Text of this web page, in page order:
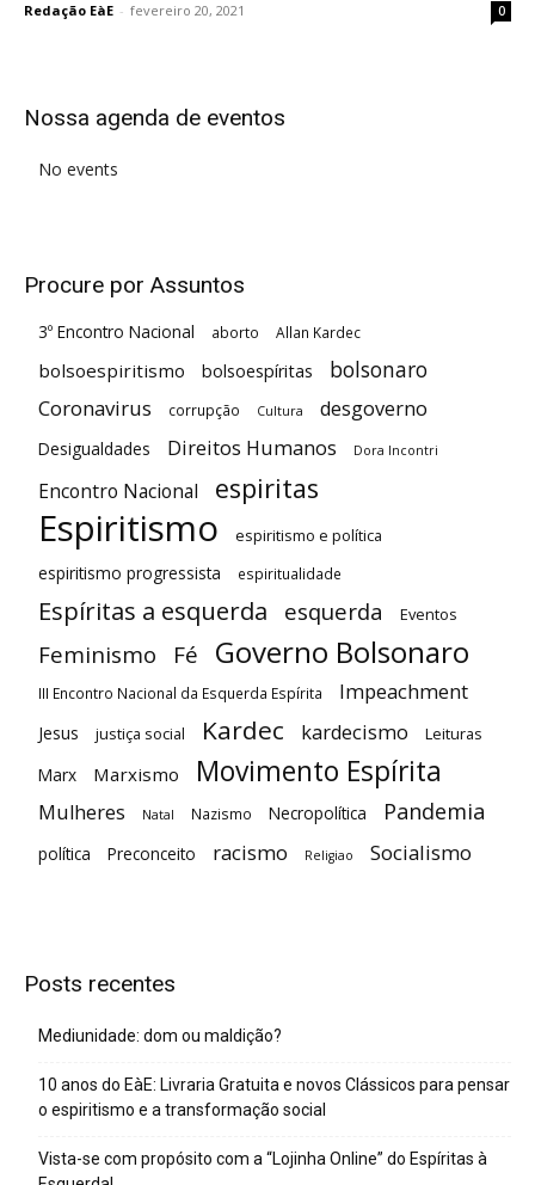
Redação EàE - fevereiro 20, 2021 0
Nossa agenda de eventos
No events
Procure por Assuntos
3º Encontro Nacional aborto Allan Kardec
bolsoespiritismo bolsoespíritas bolsonaro
Coronavirus corrupção Cultura desgoverno
Desigualdades Direitos Humanos Dora Incontri
Encontro Nacional espiritas
Espiritismo espiritismo e política
espiritismo progressista espiritualidade
Espíritas a esquerda esquerda Eventos
Feminismo Fé Governo Bolsonaro
III Encontro Nacional da Esquerda Espírita Impeachment
Jesus justiça social Kardec kardecismo Leituras
Marx Marxismo Movimento Espírita
Mulheres Natal Nazismo Necropolítica Pandemia
política Preconceito racismo Religiao Socialismo
Posts recentes
Mediunidade: dom ou maldição?
10 anos do EàE: Livraria Gratuita e novos Clássicos para pensar
o espiritismo e a transformação social
Vista-se com propósito com a “Lojinha Online” do Espíritas à